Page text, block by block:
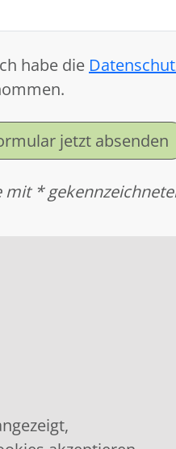
habe die
jetzt absenden
mit *